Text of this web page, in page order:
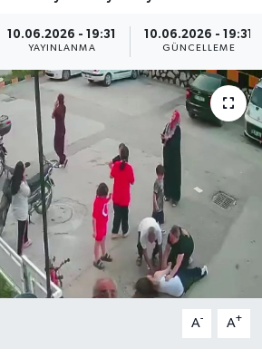
10.06.2026 - 19:31
YAYINLANMA
10.06.2026 - 19:31
GÜNCELLEME
A- A+